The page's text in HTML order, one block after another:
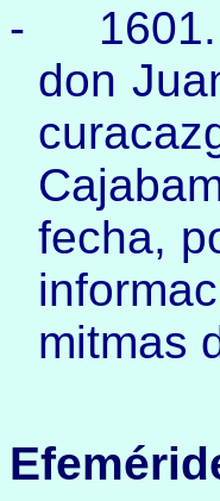
-
don
fecha,
mitmas